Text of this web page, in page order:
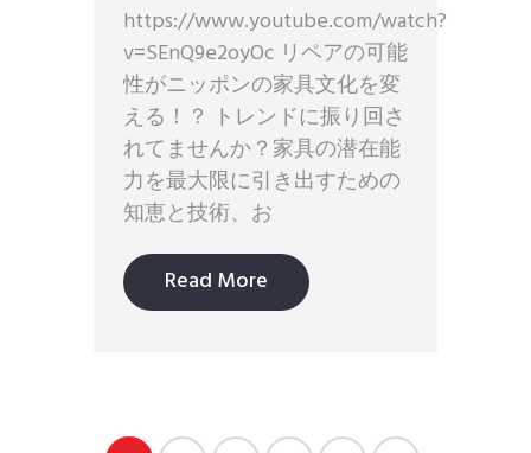
https://www.youtube.com/watch?
v=SEnQ9e2oyOc リペアの可能
性がニッポンの家具文化を変
える！？ トレンドに振り回さ
れてませんか？家具の潜在能
力を最大限に引き出すための
知恵と技術、お
Read More